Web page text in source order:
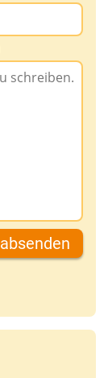
absenden